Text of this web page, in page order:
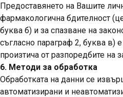
Предоставянето на Вашите
фармакологична бдителност
буква б) и за спазване на
съгласно параграф 2, буква в)
произтича от разпоредбите на
6. Методи за обработка
Обработката на данни се
автоматизирани и